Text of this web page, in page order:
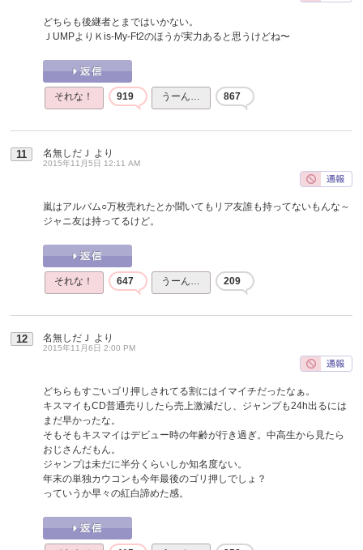
どちらも後継者とまではいかない。
ＪUMPよりＫis-My-Ft2のほうが実力あると思うけどね〜
それな！ 919 うーん… 867
11 名無しだＪ より
2015年11月5日 12:11 AM
嵐はアルバム○万枚売れたとか聞いてもリア友誰も持ってないもんな～
ジャニ友は持ってるけど。
それな！ 647 うーん… 209
12 名無しだＪ より
2015年11月6日 2:00 PM
どちらもすごいゴリ押しされてる割にはイマイチだったなぁ。
キスマイもCD普通売りしたら売上激減だし、ジャンプも24h出るには
まだ早かったな。
そもそもキスマイはデビュー時の年齢が行き過ぎ。中高生から見たら
おじさんだもん。
ジャンプは未だに半分くらいしか知名度ない。
年末の単独カウコンも今年最後のゴリ押しでしょ？
っていうか早々の紅白諦めた感。